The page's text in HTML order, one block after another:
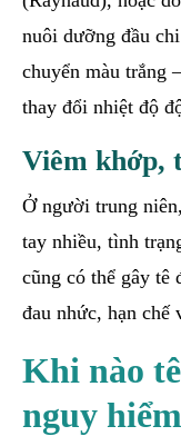
nuôi dưỡng đầu
chuyển màu trắng
thay đổi nhiệt độ
Viêm khớp,
Ở người trung
tay nhiều, tình
cũng có thể gây tê
đau nhức, hạn chế
Khi nào
nguy